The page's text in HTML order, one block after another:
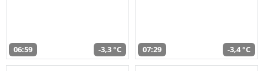
06:59 -3,3 °C 07:29 -3,4 °C